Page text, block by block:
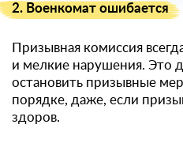
2. Военкомат ошибается
Призывная комиссия
и мелкие нарушения. Это
остановить призывные
порядке, даже, если
здоров.